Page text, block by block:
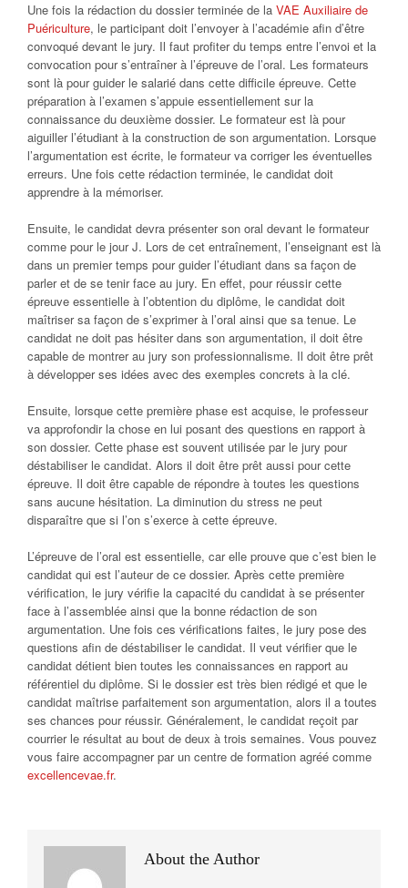
Une fois la rédaction du dossier terminée de la VAE Auxiliaire de
Puériculture, le participant doit l’envoyer à l’académie afin d’être
convoqué devant le jury. Il faut profiter du temps entre l’envoi et la
convocation pour s’entraîner à l’épreuve de l’oral. Les formateurs
sont là pour guider le salarié dans cette difficile épreuve. Cette
préparation à l’examen s’appuie essentiellement sur la
connaissance du deuxième dossier. Le formateur est là pour
aiguiller l’étudiant à la construction de son argumentation. Lorsque
l’argumentation est écrite, le formateur va corriger les éventuelles
erreurs. Une fois cette rédaction terminée, le candidat doit
apprendre à la mémoriser.
Ensuite, le candidat devra présenter son oral devant le formateur
comme pour le jour J. Lors de cet entraînement, l’enseignant est là
dans un premier temps pour guider l’étudiant dans sa façon de
parler et de se tenir face au jury. En effet, pour réussir cette
épreuve essentielle à l’obtention du diplôme, le candidat doit
maîtriser sa façon de s’exprimer à l’oral ainsi que sa tenue. Le
candidat ne doit pas hésiter dans son argumentation, il doit être
capable de montrer au jury son professionnalisme. Il doit être prêt
à développer ses idées avec des exemples concrets à la clé.
Ensuite, lorsque cette première phase est acquise, le professeur
va approfondir la chose en lui posant des questions en rapport à
son dossier. Cette phase est souvent utilisée par le jury pour
déstabiliser le candidat. Alors il doit être prêt aussi pour cette
épreuve. Il doit être capable de répondre à toutes les questions
sans aucune hésitation. La diminution du stress ne peut
disparaître que si l’on s’exerce à cette épreuve.
L’épreuve de l’oral est essentielle, car elle prouve que c’est bien le
candidat qui est l’auteur de ce dossier. Après cette première
vérification, le jury vérifie la capacité du candidat à se présenter
face à l’assemblée ainsi que la bonne rédaction de son
argumentation. Une fois ces vérifications faites, le jury pose des
questions afin de déstabiliser le candidat. Il veut vérifier que le
candidat détient bien toutes les connaissances en rapport au
référentiel du diplôme. Si le dossier est très bien rédigé et que le
candidat maîtrise parfaitement son argumentation, alors il a toutes
ses chances pour réussir. Généralement, le candidat reçoit par
courrier le résultat au bout de deux à trois semaines. Vous pouvez
vous faire accompagner par un centre de formation agréé comme
excellencevae.fr.
About the Author